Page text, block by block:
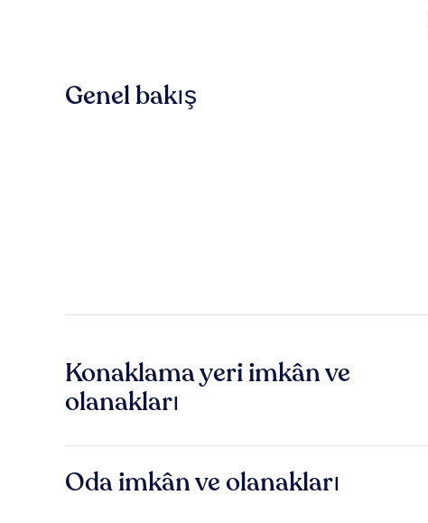
Genel bakış
Konaklama yeri imkân ve
olanakları
Oda imkân ve olanakları